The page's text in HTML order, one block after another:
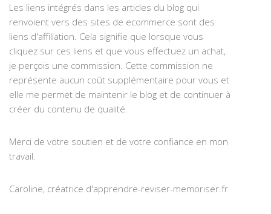
Les liens intégrés dans les articles du blog qui
renvoient vers des sites de ecommerce sont des
liens d'affiliation. Cela signifie que lorsque vous
cliquez sur ces liens et que vous effectuez un achat,
je perçois une commission. Cette commission ne
représente aucun coût supplémentaire pour vous et
elle me permet de maintenir le blog et de continuer à
créer du contenu de qualité.
Merci de votre soutien et de votre confiance en mon
travail.
Caroline, créatrice d'apprendre-reviser-memoriser.fr